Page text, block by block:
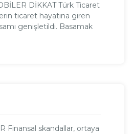
DİKKAT Türk Ticaret
ticaret hayatına giren
genişletildi. Basamak
Finansal skandallar, ortaya